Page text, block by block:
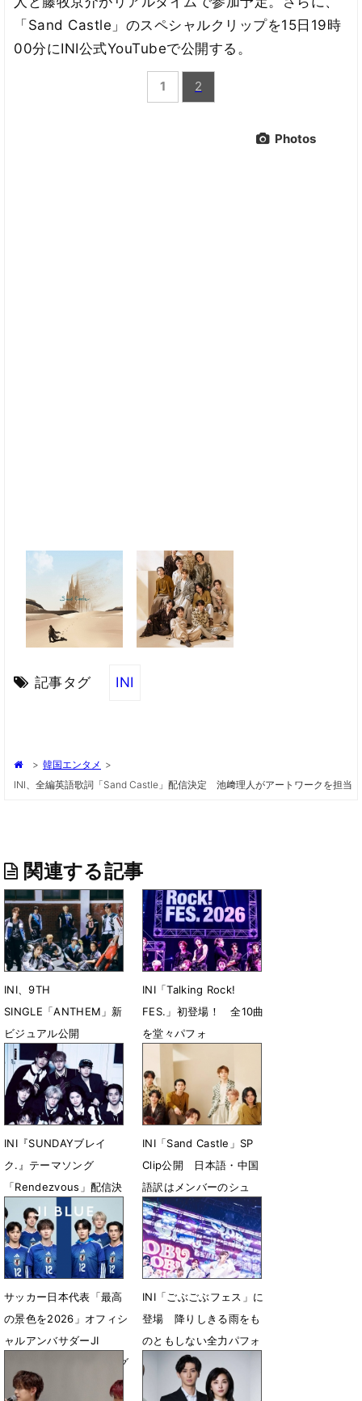
「Sand Castle」のスペシャルクリップを15日19時
00分にINI公式YouTubeで公開する。
1 2
Photos
記事タグ INI
> 韓国エンタメ >
INI、全編英語歌詞「Sand Castle」配信決定 池﨑理人がアートワークを担当
関連する記事
INI、9TH
SINGLE「ANTHEM」新
ビジュアル公開
7月31日 23時10分
INI「Talking Rock!
FES.」初登場！ 全10曲
を堂々パフォ
7月12日 11時55分
INI『SUNDAYブレイ
ク.』テーマソング
「Rendezvous」配信決
定
6月28日 20時45分
INI「Sand Castle」SP
Clip公開 日本語・中国
語訳はメンバーのシュ
ウ・フェンファンが担当
6月15日 19時56分
サッカー日本代表「最高
の景色を2026」オフィシ
ャルアンバサダーJI
BLUE、公式テーマソング
「景色」を一発撮り
INI「ごぶごぶフェス」に
登場 降りしきる雨をも
のともしない全力パフォ
6月7日 23時53分